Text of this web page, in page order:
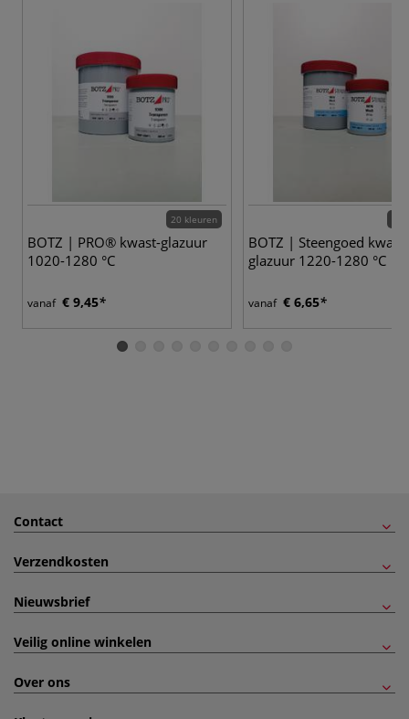
20 kleuren
BOTZ | PRO® kwast-glazuur
1020-1280 °C
vanaf € 9,45
BOTZ | Steengoed kwast-
glazuur 1220-1280 °C
vanaf € 6,65
Contact
Verzendkosten
Nieuwsbrief
Veilig online winkelen
Over ons